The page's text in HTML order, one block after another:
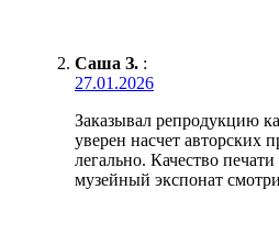
Саша З. :
27.01.2026
Заказывал репродукцию
уверен насчет авторских
легально. Качество
музейный экспонат